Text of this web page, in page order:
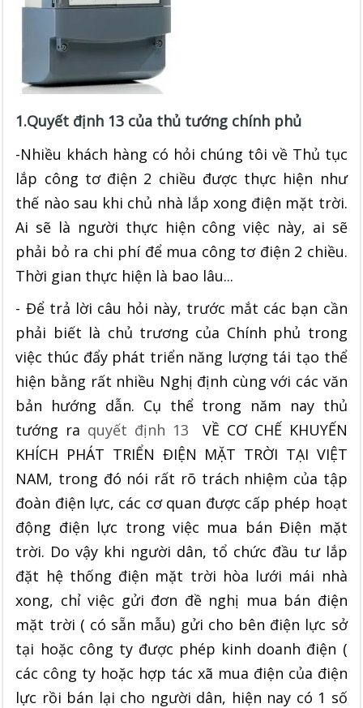
1.Quyết định 13 của thủ tướng chính phủ
-Nhiều khách hàng có hỏi chúng tôi về Thủ tục
lắp công tơ điện 2 chiều được thực hiện như
thế nào sau khi chủ nhà lắp xong điện mặt trời.
Ai sẽ là người thực hiện công việc này, ai sẽ
phải bỏ ra chi phí để mua công tơ điện 2 chiều.
Thời gian thực hiện là bao lâu...
- Để trả lời câu hỏi này, trước mắt các bạn cần
phải biết là chủ trương của Chính phủ trong
việc thúc đẩy phát triển năng lượng tái tạo thể
hiện bằng rất nhiều Nghị định cùng với các văn
bản hướng dẫn. Cụ thể trong năm nay thủ
tướng ra quyết định 13 VỀ CƠ CHẾ KHUYẾN
KHÍCH PHÁT TRIỂN ĐIỆN MẶT TRỜI TẠI VIỆT
NAM, trong đó nói rất rõ trách nhiệm của tập
đoàn điện lực, các cơ quan được cấp phép hoạt
động điện lực trong việc mua bán Điện mặt
trời. Do vậy khi người dân, tổ chức đầu tư lắp
đặt hệ thống điện mặt trời hòa lưới mái nhà
xong, chỉ việc gửi đơn đề nghị mua bán điện
mặt trời ( có sẵn mẫu) gửi cho bên điện lực sở
tại hoặc công ty được phép kinh doanh điện (
các công ty hoặc hợp tác xã mua điện của điện
lực rồi bán lại cho người dân, hiện nay có 1 số